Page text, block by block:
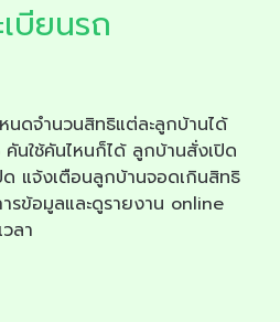
บียนรถ
นดจำนวนสิทธิแต่ละลูกบ้านได้
นใช้คันไหนก็ได้ ลูกบ้านสั่งเปิด
แจ้งเตือนลูกบ้านจอดเกินสิทธิ
รข้อมูลและดูรายงาน online
ลา